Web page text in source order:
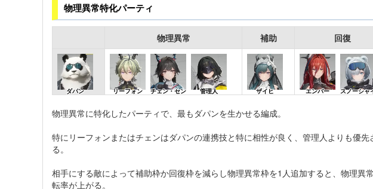
物理異常特化パーティ
物理異常 補助 回復
ダパン リーフォン チェン・セン 管理人 ザイヒ エンバー スノーシャ
物理異常に特化したパーティで、最もダパンを生かせる編成。
特にリーフォンまたはチェンはダパンの連携技と特に相性が良く、管理人よりも優先
る。
相手にする敵によって補助枠か回復枠を減らし物理異常枠を1人追加すると、物理異
転率が上がる。